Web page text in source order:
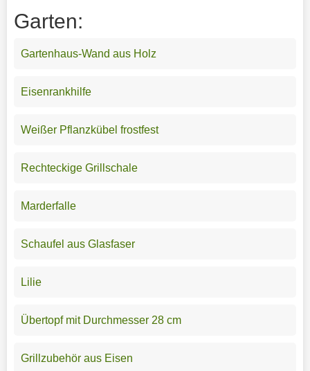
Garten:
Gartenhaus-Wand aus Holz
Eisenrankhilfe
Weißer Pflanzkübel frostfest
Rechteckige Grillschale
Marderfalle
Schaufel aus Glasfaser
Lilie
Übertopf mit Durchmesser 28 cm
Grillzubehör aus Eisen